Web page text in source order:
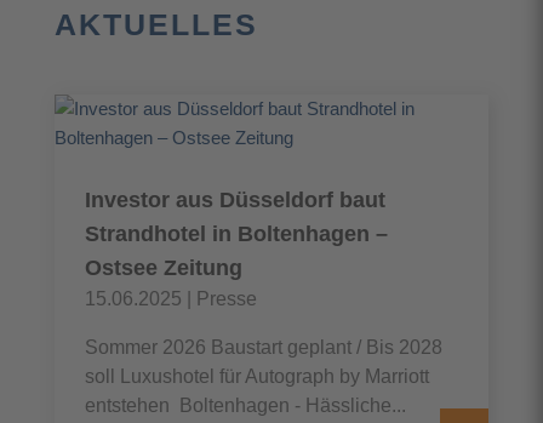
AKTUELLES
Investor aus Düsseldorf baut
Strandhotel in Boltenhagen –
Ostsee Zeitung
15.06.2025 Presse
Sommer 2026 Baustart geplant / Bis 2028
soll Luxushotel für Autograph by Marriott
entstehen Boltenhagen - Hässliche...